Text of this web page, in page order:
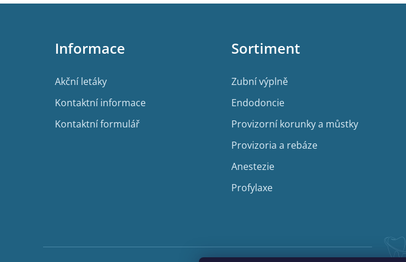
Z
Informace
Akční letáky
Kontaktní informace
Kontaktní formulář
Sortiment
Zubní výplně
Endodoncie
Provizorní korunky a můstky
Provizoria a rebáze
Anestezie
Profylaxe